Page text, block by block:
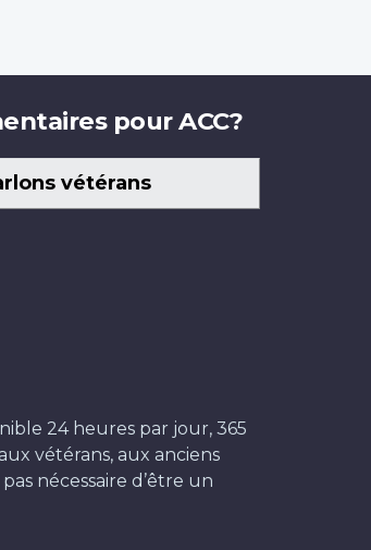
pour ACC?
vétérans
24 heures par jour, 365
vétérans, aux anciens
nécessaire d’être un